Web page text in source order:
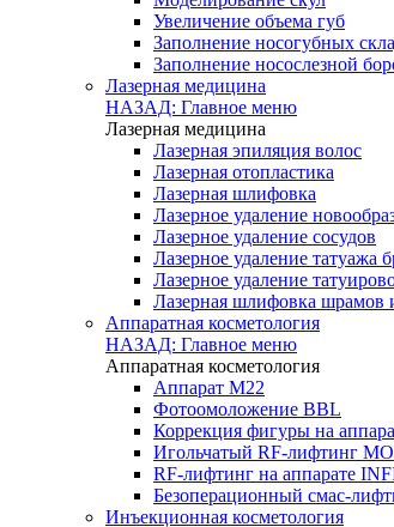
Увеличение объема губ
Заполнение носогубных
Заполнение носослезной
Лазерная медицина
НАЗАД: Главное меню
Лазерная медицина
Лазерная эпиляция волос
Лазерная отопластика
Лазерная шлифовка
Лазерное удаление
Лазерное удаление сосудов
Лазерное удаление татуажа
Лазерное удаление
Лазерная шлифовка шрамов
Аппаратная косметология
НАЗАД: Главное меню
Аппаратная косметология
Аппарат M22
Фотоомоложение BBL
Коррекция фигуры на
Игольчатый RF-лифтинг
RF-лифтинг на аппарате
Безоперационный смас-
Инъекционная косметология